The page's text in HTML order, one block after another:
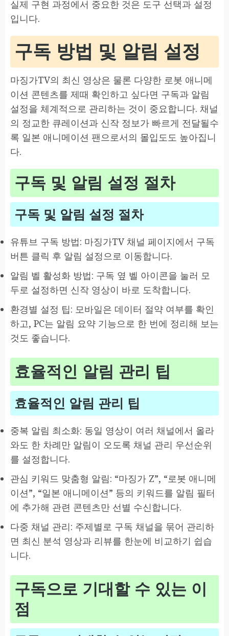
실제 구현 과정에서 중요한 것은 도구 선택과 설정
입니다.
구독 방법 및 알림 설정
마징가TV의 최신 영상은 물론 다양한 로봇 애니메
이션 콘텐츠를 제때 확인하고 싶다면 구독과 알림
설정을 체계적으로 관리하는 것이 중요합니다. 채널
의 정교한 큐레이션과 신작 정보가 빠르게 전달될수
록 일본 애니메이션 팬으로서의 몰입도도 높아집니
다.
구독 및 알림 설정 절차
구독 및 알림 설정 절차
유튜브 구독 방법: 마징가TV 채널 페이지에서 구독
버튼 클릭 후 알림 설정으로 이동합니다.
알림 벨 활성화 방법: 구독 옆 벨 아이콘을 눌러 모
두로 설정하면 신작 영상이 바로 도착합니다.
환경별 설정 팁: 모바일은 데이터 절약 여부를 확인
하고, PC는 알림 요약 기능으로 한 번에 정리해 보는
것도 좋습니다.
효율적인 알림 관리 팁
효율적인 알림 관리 팁
중복 알림 최소화: 동일 영상이 여러 채널에서 올라
와도 한 차례만 알림이 오도록 채널 관리 우선순위
를 설정합니다.
관심 키워드 맞춤형 알림: “마징가 Z”, “로봇 애니메
이션”, “일본 애니메이션” 등의 키워드를 알림 필터
에 추가해 관련 콘텐츠만 선별 수신합니다.
다중 채널 관리: 주제별로 구독 채널을 묶어 관리하
면 최신 분석 영상과 리뷰를 한눈에 비교하기 쉽습
니다.
구독으로 기대할 수 있는 이
점